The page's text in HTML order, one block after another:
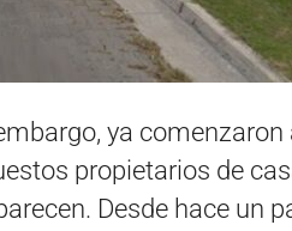
ya comenzaron
propietarios de
Desde hace un